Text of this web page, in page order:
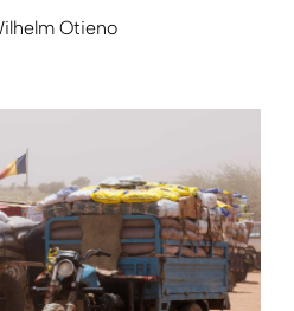
Otieno